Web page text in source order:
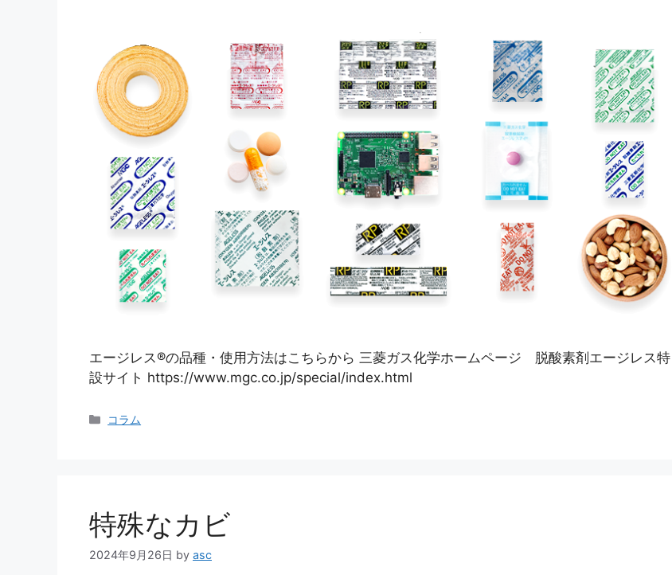
エージレス®の品種・使用方法はこちらから 三菱ガス化学ホームページ 脱酸素剤エージレス特
設サイト https://www.mgc.co.jp/special/index.html
カ
コラム
特殊なカビ
2024年9月26日 by asc